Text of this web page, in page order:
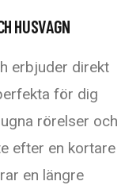
HUSVAGN
erbjuder direkt
för dig
rörelser och
efter en kortare
en längre